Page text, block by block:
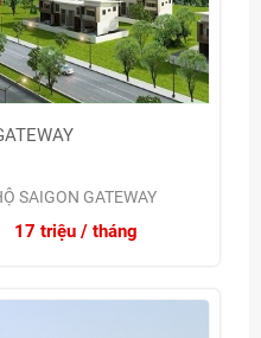
SAIGON GATEWAY
17 triệu / tháng